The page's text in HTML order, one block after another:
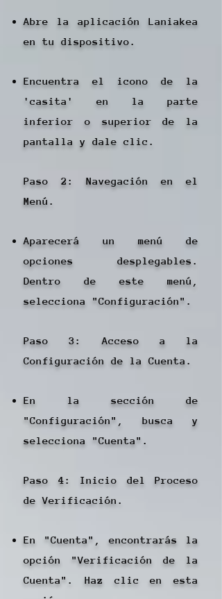
Abre la aplicación Laniakea
en tu dispositivo.
Encuentra el icono de la
'casita' en la parte
inferior o superior de la
pantalla y dale clic.
Paso 2: Navegación en el
Menú.
Aparecerá un menú de
opciones desplegables.
Dentro de este menú,
selecciona "Configuración".
Paso 3: Acceso a la
Configuración de la Cuenta.
En la sección de
"Configuración", busca y
selecciona "Cuenta".
Paso 4: Inicio del Proceso
de Verificación.
En "Cuenta", encontrarás la
opción "Verificación de la
Cuenta". Haz clic en esta